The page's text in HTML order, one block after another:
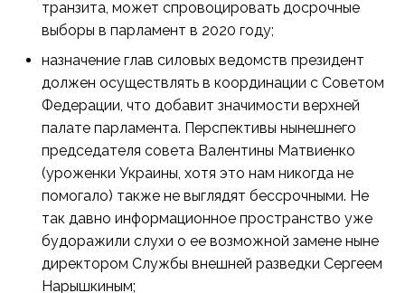
транзита, может спровоцировать досрочные
выборы в парламент в 2020 году;
назначение глав силовых ведомств президент
должен осуществлять в координации с Советом
Федерации, что добавит значимости верхней
палате парламента. Перспективы нынешнего
председателя совета Валентины Матвиенко
(уроженки Украины, хотя это нам никогда не
помогало) также не выглядят бессрочными. Не
так давно информационное пространство уже
будоражили слухи о ее возможной замене ныне
директором Службы внешней разведки Сергеем
Нарышкиным;